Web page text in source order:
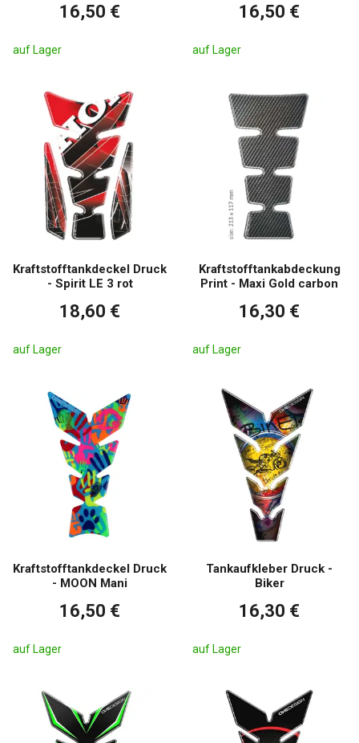
16,50 €
auf Lager
16,50 €
auf Lager
Kraftstofftankdeckel Druck
- Spirit LE 3 rot
18,60 €
auf Lager
Kraftstofftankabdeckung
Print - Maxi Gold carbon
16,30 €
auf Lager
Kraftstofftankdeckel Druck
- MOON Mani
16,50 €
auf Lager
Tankaufkleber Druck -
Biker
16,30 €
auf Lager